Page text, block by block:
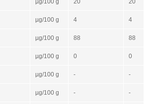
µg/100 g 20 20
µg/100 g 4 4
µg/100 g 88 88
µg/100 g 0 0
µg/100 g - -
µg/100 g - -